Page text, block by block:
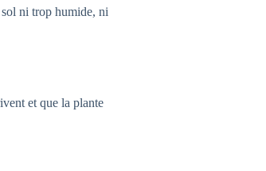
ni trop humide, ni
et que la plante